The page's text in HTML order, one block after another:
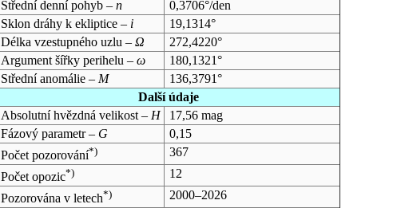
Střední denní pohyb – n
0,3706°/den
Sklon dráhy k ekliptice – i
19,1314°
Délka vzestupného uzlu – Ω
272,4220°
Argument šířky perihelu – ω
180,1321°
Střední anomálie – M
136,3791°
Další údaje
Absolutní hvězdná velikost – H
17,56 mag
Fázový parametr – G
0,15
Počet pozorování*)
367
Počet opozic*)
12
Pozorována v letech*)
2000–2026